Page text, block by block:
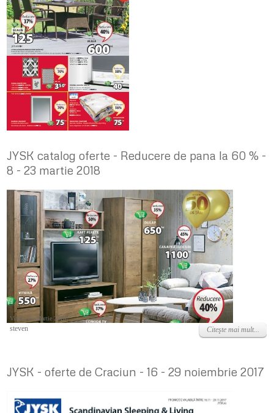
JYSK catalog oferte - Reducere de pana la 60 % -
8 - 23 martie 2018
Vineri, 09 Martie 2018
steven Citeşte mai mult...
JYSK - oferte de Craciun - 16 - 29 noiembrie 2017